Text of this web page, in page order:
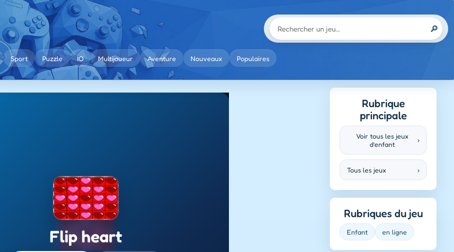
🔎
Sport Puzzle IO Multijoueur Aventure Nouveaux Populaires
Flip heart
Rubrique
principale
Voir tous les jeux
d’enfant
›
Tous les jeux ›
Rubriques du jeu
Enfant en ligne